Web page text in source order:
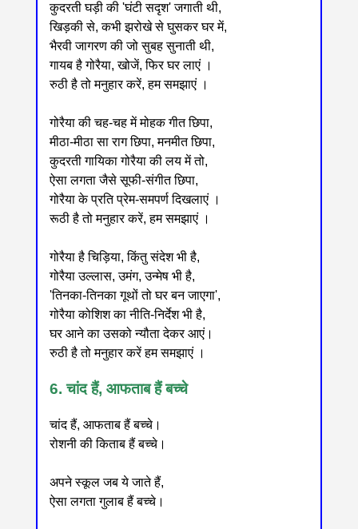
कुदरती घड़ी की 'घंटी सदृश' जगाती थी,
खिड़की से, कभी झरोखे से घुसकर घर में,
भैरवी जागरण की जो सुबह सुनाती थी,
गायब है गोरैया, खोजें, फिर घर लाएं ।
रुठी है तो मनुहार करें, हम समझाएं ।
गोरैया की चह-चह में मोहक गीत छिपा,
मीठा-मीठा सा राग छिपा, मनमीत छिपा,
कुदरती गायिका गोरैया की लय में तो,
ऐसा लगता जैसे सूफी-संगीत छिपा,
गोरैया के प्रति प्रेम-समपर्ण दिखलाएं ।
रूठी है तो मनुहार करें, हम समझाएं ।
गोरैया है चिड़िया, किंतु संदेश भी है,
गोरैया उल्लास, उमंग, उन्मेष भी है,
'तिनका-तिनका गूथों तो घर बन जाएगा',
गोरैया कोशिश का नीति-निर्देश भी है,
घर आने का उसको न्यौता देकर आएं।
रुठी है तो मनुहार करें हम समझाएं ।
6. चांद हैं, आफताब हैं बच्चे
चांद हैं, आफताब हैं बच्चे।
रोशनी की किताब हैं बच्चे।
अपने स्कूल जब ये जाते हैं,
ऐसा लगता गुलाब हैं बच्चे।